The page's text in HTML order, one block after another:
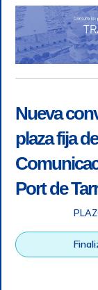
Autoridad
Nueva
plaza fija
Port de